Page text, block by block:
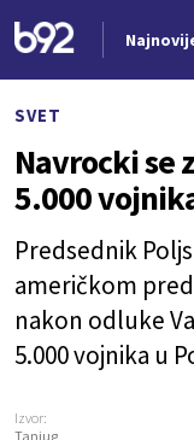
SVET
Navrocki se
5.000
Predsednik
američkom
nakon odluke
5.000 vojnika u
Izvor:
Tanjug